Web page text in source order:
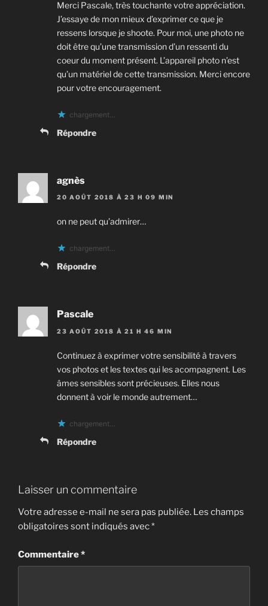
Merci Pascale, très touchante votre appréciation.
J’essaye de mon mieux d’exprimer ce que je
ressens lorsque je shoote. Pour moi, une photo ne
doit être qu’une transmission d’un ressenti du
coeur du moment présent. L’appareil photo n’est
qu’un matériel de cette transmission. Merci encore
pour votre encouragement.
chargement…
Répondre
agnès
20 AOÛT 2018 À 23 H 09 MIN
on ne peut qu’admirer…
chargement…
Répondre
Pascale
23 AOÛT 2018 À 21 H 46 MIN
Continuez à exprimer votre sensibilité à travers
vos photos et les textes qui les acompagnent. Les
âmes sensibles sont précieuses. Elles nous
donnent à voir le monde autrement…
chargement…
Répondre
Laisser un commentaire
Votre adresse e-mail ne sera pas publiée. Les champs
obligatoires sont indiqués avec*
Commentaire*